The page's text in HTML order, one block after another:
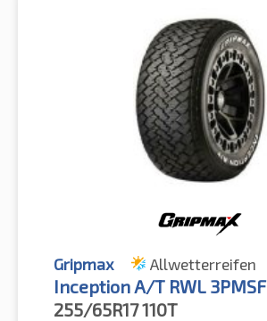
Gripmax Allwetterreifen
Inception A/T RWL 3PMSF
255/65R17110T